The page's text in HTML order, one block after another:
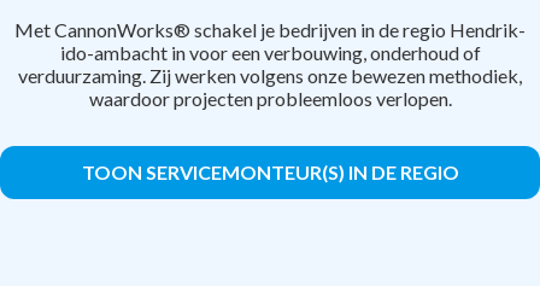
Met CannonWorks® schakel je bedrijven in de regio Hendrik-
ido-ambacht in voor een verbouwing, onderhoud of
verduurzaming. Zij werken volgens onze bewezen methodiek,
waardoor projecten probleemloos verlopen.
TOON SERVICEMONTEUR(S) IN DE REGIO